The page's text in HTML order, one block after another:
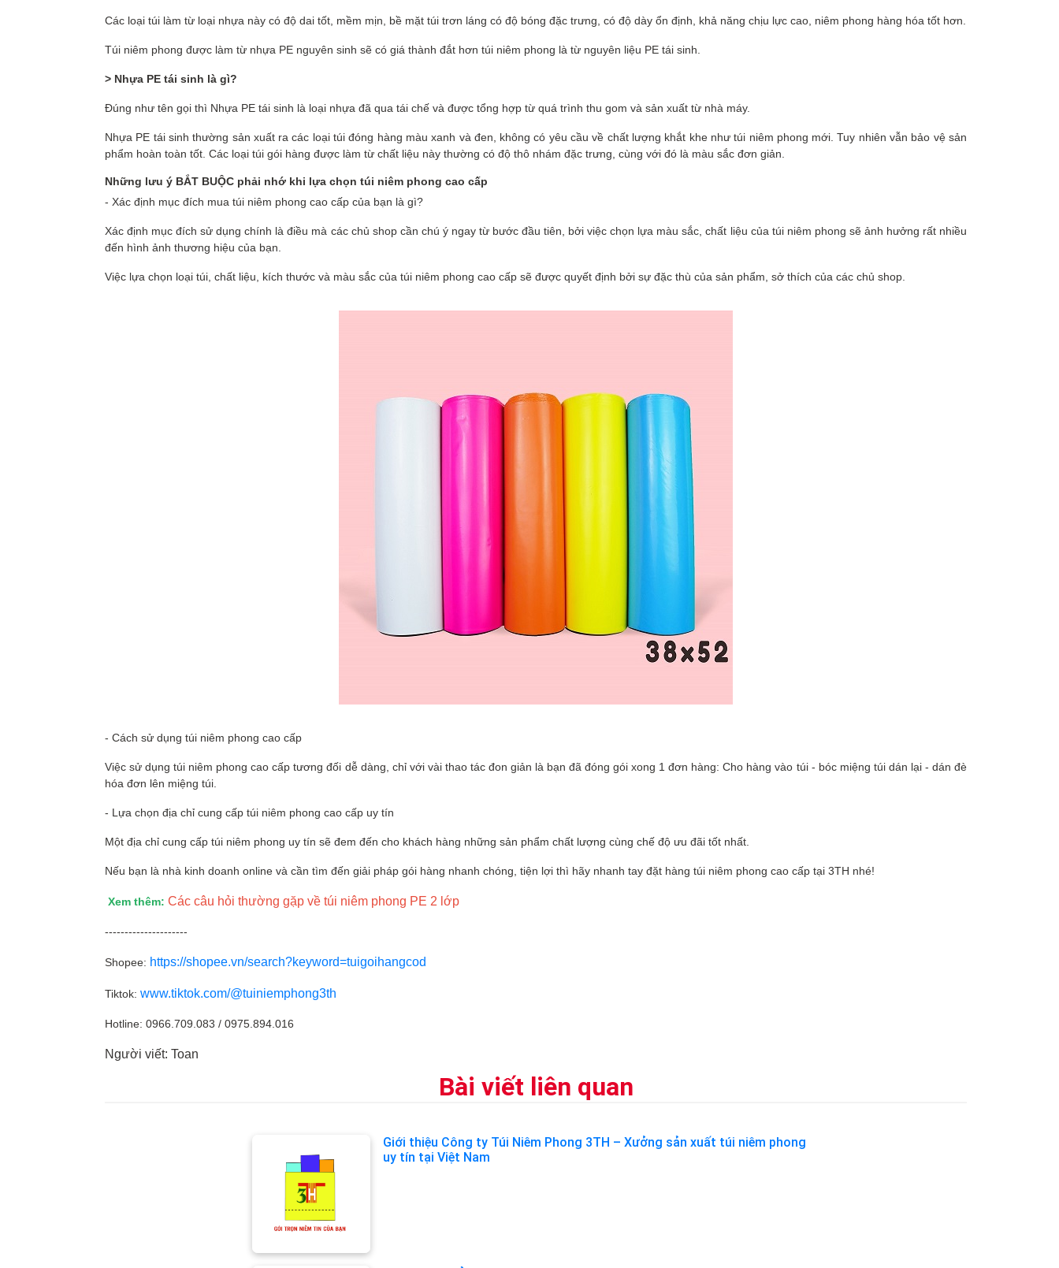
Các loại túi làm từ loại nhựa này có độ dai tốt, mềm mịn, bề mặt túi trơn láng có độ bóng đặc trưng, có độ dày ổn định, khả năng chịu lực cao, niêm phong hàng hóa tốt hơn.
Túi niêm phong được làm từ nhựa PE nguyên sinh sẽ có giá thành đắt hơn túi niêm phong là từ nguyên liệu PE tái sinh.
> Nhựa PE tái sinh là gì?
Đúng như tên gọi thì Nhựa PE tái sinh là loại nhựa đã qua tái chế và được tổng hợp từ quá trình thu gom và sản xuất từ nhà máy.
Nhựa PE tái sinh thường sản xuất ra các loại túi đóng hàng màu xanh và đen, không có yêu cầu về chất lượng khắt khe như túi niêm phong mới. Tuy nhiên vẫn bảo vệ sản
phẩm hoàn toàn tốt. Các loại túi gói hàng được làm từ chất liệu này thường có độ thô nhám đặc trưng, cùng với đó là màu sắc đơn giản.
Những lưu ý BẮT BUỘC phải nhớ khi lựa chọn túi niêm phong cao cấp
- Xác định mục đích mua túi niêm phong cao cấp của bạn là gì?
Xác định mục đích sử dụng chính là điều mà các chủ shop cần chú ý ngay từ bước đầu tiên, bởi việc chọn lựa màu sắc, chất liệu của túi niêm phong sẽ ảnh hưởng rất nhiều
đến hình ảnh thương hiệu của bạn.
Việc lựa chọn loại túi, chất liệu, kích thước và màu sắc của túi niêm phong cao cấp sẽ được quyết định bởi sự đặc thù của sản phẩm, sở thích của các chủ shop.
- Cách sử dụng túi niêm phong cao cấp
Việc sử dụng túi niêm phong cao cấp tương đối dễ dàng, chỉ với vài thao tác đon giản là bạn đã đóng gói xong 1 đơn hàng: Cho hàng vào túi - bóc miệng túi dán lại - dán đè
hóa đơn lên miệng túi.
- Lựa chọn địa chỉ cung cấp túi niêm phong cao cấp uy tín
Một địa chỉ cung cấp túi niêm phong uy tín sẽ đem đến cho khách hàng những sản phẩm chất lượng cùng chế độ ưu đãi tốt nhất.
Nếu bạn là nhà kinh doanh online và cần tìm đến giải pháp gói hàng nhanh chóng, tiện lợi thì hãy nhanh tay đặt hàng túi niêm phong cao cấp tại 3TH nhé!
Xem thêm: Các câu hỏi thường gặp về túi niêm phong PE 2 lớp
---------------------
Shopee: https://shopee.vn/search?keyword=tuigoihangcod
Tiktok: www.tiktok.com/@tuiniemphong3th
Hotline: 0966.709.083 / 0975.894.016
Người viết: Toan
Bài viết liên quan
Giới thiệu Công ty Túi Niêm Phong 3TH – Xưởng sản xuất túi niêm phong
uy tín tại Việt Nam